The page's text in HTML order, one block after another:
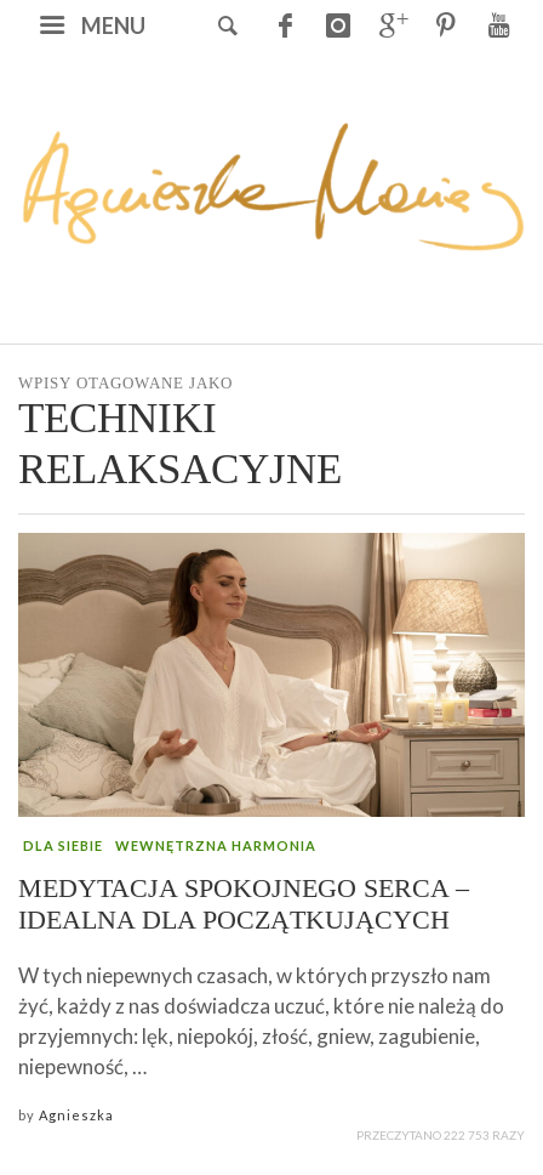
MENU
WPISY OTAGOWANE JAKO
TECHNIKI
RELAKSACYJNE
DLA SIEBIE WEWNĘTRZNA HARMONIA
MEDYTACJA SPOKOJNEGO SERCA –
IDEALNA DLA POCZĄTKUJĄCYCH
W tych niepewnych czasach, w których przyszło nam
żyć, każdy z nas doświadcza uczuć, które nie należą do
przyjemnych: lęk, niepokój, złość, gniew, zagubienie,
niepewność, …
by Agnieszka
PRZECZYTANO 222 753 RAZY